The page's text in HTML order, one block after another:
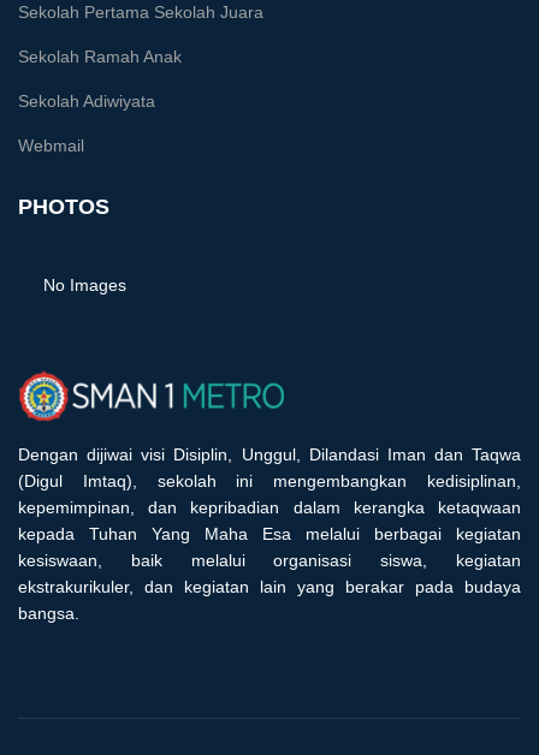
Sekolah Pertama Sekolah Juara
Sekolah Ramah Anak
Sekolah Adiwiyata
Webmail
PHOTOS
No Images
Dengan dijiwai visi Disiplin, Unggul, Dilandasi Iman dan Taqwa
(Digul Imtaq), sekolah ini mengembangkan kedisiplinan,
kepemimpinan, dan kepribadian dalam kerangka ketaqwaan
kepada Tuhan Yang Maha Esa melalui berbagai kegiatan
kesiswaan, baik melalui organisasi siswa, kegiatan
ekstrakurikuler, dan kegiatan lain yang berakar pada budaya
bangsa.